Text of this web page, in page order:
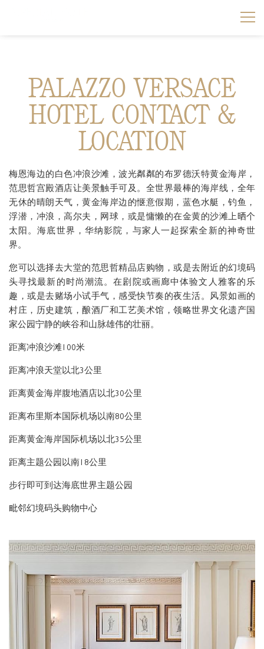
高级客房
观湖客房
豪华套房
观湖套房
水景套房
至尊套房
范思哲公寓
－ 两室公寓
2 BEDROOM WITH POOL CONDOMINIUM
2 BEDROOM ROOFTOP CONDOMINIUM
3 BEDROOM PLUNGE POOL CONDOMINIUM
3 BEDROOM ROOFTOP CONDOMINIUM
餐厅及酒吧
LE JARDIN 酒廊
LE MEDUSA 宴会厅
LA FINESTRA 宴会厅
婚宴
水疗与健身中心
五星级的服务与设施
PALAZZO VERSACE
HOTEL CONTACT &
LOCATION
梅恩海边的白色冲浪沙滩，波光粼粼的布罗德沃特黄金海岸，
范思哲宫殿酒店让美景触手可及。全世界最棒的海岸线，全年
无休的晴朗天气，黄金海岸边的惬意假期，蓝色水艇，钓鱼，
浮潜，冲浪，高尔夫，网球，或是慵懒的在金黄的沙滩上晒个
太阳。海底世界，华纳影院，与家人一起探索全新的神奇世
界。
您可以选择去大堂的范思哲精品店购物，或是去附近的幻境码
头寻找最新的时尚潮流。在剧院或画廊中体验文人雅客的乐
趣，或是去赌场小试手气，感受快节奏的夜生活。风景如画的
村庄，历史建筑，酿酒厂和工艺美术馆，领略世界文化遗产国
家公园宁静的峡谷和山脉雄伟的壮丽。
距离冲浪沙滩100米
距离冲浪天堂以北3公里
距离黄金海岸腹地酒店以北30公里
距离布里斯本国际机场以南80公里
距离黄金海岸国际机场以北35公里
距离主题公园以南18公里
步行即可到达海底世界主题公园
毗邻幻境码头购物中心